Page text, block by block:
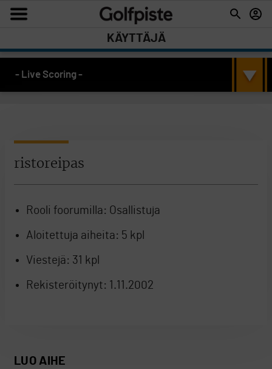
KÄYTTÄJÄ
- Live Scoring -
ristoreipas
Rooli foorumilla: Osallistuja
Aloitettuja aiheita: 5 kpl
Viestejä: 31 kpl
Rekisteröitynyt: 1.11.2002
LUO AIHE